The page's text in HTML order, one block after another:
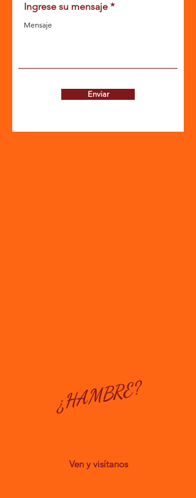
Ingrese su mensaje
Enviar
¿HAMBRE?
Ven yvisítanos